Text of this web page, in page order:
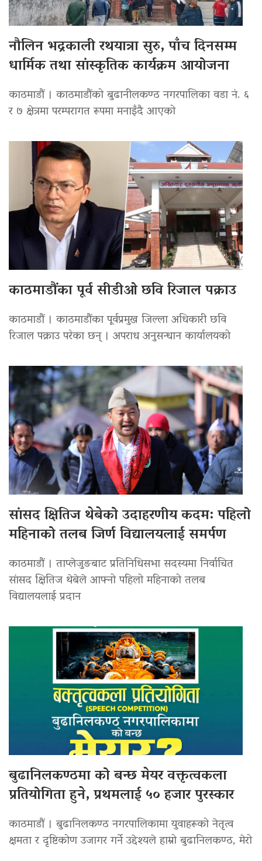
नौलिन भद्रकाली रथयात्रा सुरु, पाँच दिनसम्म
धार्मिक तथा सांस्कृतिक कार्यक्रम आयोजना
काठमाडौं । काठमाडौंको बुढानीलकण्ठ नगरपालिका वडा नं. ६
र ७ क्षेत्रमा परम्परागत रूपमा मनाइँदै आएको
काठमाडौंका पूर्व सीडीओ छवि रिजाल पक्राउ
काठमाडौं । काठमाडौंका पूर्वप्रमुख जिल्ला अधिकारी छवि
रिजाल पक्राउ परेका छन् । अपराध अनुसन्धान कार्यालयको
सांसद क्षितिज थेबेको उदाहरणीय कदम: पहिलो
महिनाको तलब जिर्ण विद्यालयलाई समर्पण
काठमाडौं । ताप्लेजुङबाट प्रतिनिधिसभा सदस्यमा निर्वाचित
सांसद क्षितिज थेबेले आफ्नो पहिलो महिनाको तलब
विद्यालयलाई प्रदान
बुढानिलकण्ठमा को बन्छ मेयर वक्तृत्वकला
प्रतियोगिता हुने, प्रथमलाई ५० हजार पुरस्कार
काठमाडौं । बुढानिलकण्ठ नगरपालिकामा युवाहरूको नेतृत्व
क्षमता र दृष्टिकोण उजागर गर्ने उद्देश्यले हाम्रो बुढानिलकण्ठ, मेरो